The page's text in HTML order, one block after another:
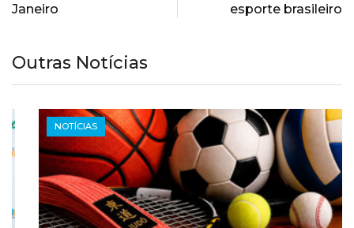
Janeiro
esporte brasileiro
Outras Notícias
NOTÍCIAS